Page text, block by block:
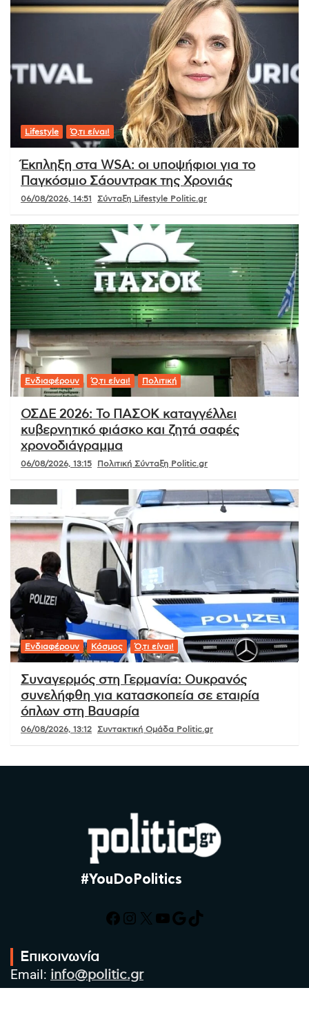
Lifestyle Ό,τι είναι!
Έκπληξη στα WSA: οι υποψήφιοι για το
Παγκόσμιο Σάουντρακ της Χρονιάς
06/08/2026, 14:51 Σύνταξη Lifestyle Politic.gr
Ενδιαφέρουν Ό,τι είναι! Πολιτική
ΟΣΔΕ 2026: Το ΠΑΣΟΚ καταγγέλλει
κυβερνητικό φιάσκο και ζητά σαφές
χρονοδιάγραμμα
06/08/2026, 13:15 Πολιτική Σύνταξη Politic.gr
Ενδιαφέρουν Κόσμος Ό,τι είναι!
Συναγερμός στη Γερμανία: Ουκρανός
συνελήφθη για κατασκοπεία σε εταιρία
όπλων στη Βαυαρία
06/08/2026, 13:12 Συντακτική Ομάδα Politic.gr
#YouDoPolitics
Facebook
Instagram
X YouTube
Google
TikTok
Επικοινωνία
Email: info@politic.gr
Τηλ: